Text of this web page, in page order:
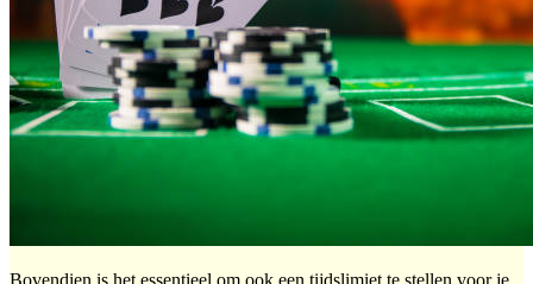
Bovendien is het essentieel om ook een tijdslimiet te stellen voor je